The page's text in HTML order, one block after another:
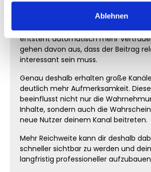
Ablehnen
Wenn ein Telegram Beitrag viele
entsteht automatisch mehr
gehen davon aus, dass der Beitrag
interessant sein muss.
Genau deshalb erhalten große
deutlich mehr Aufmerksamkeit.
beeinflusst nicht nur die
Inhalte, sondern auch die
neue Nutzer deinem Kanal beitreten.
Mehr Reichweite kann dir deshalb
schneller sichtbar zu werden und
langfristig professioneller